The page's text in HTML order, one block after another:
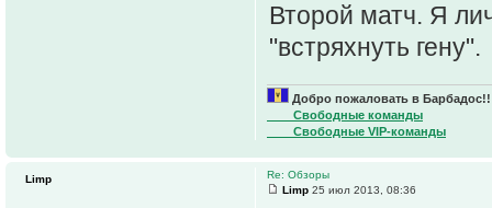
Второй матч. Я
"встряхнуть гену".
Добро пожаловать в
____Свободные команды
____Свободные VIP-команды
Re: Обзоры
Limp 25 июл 2013, 08:36
Limp